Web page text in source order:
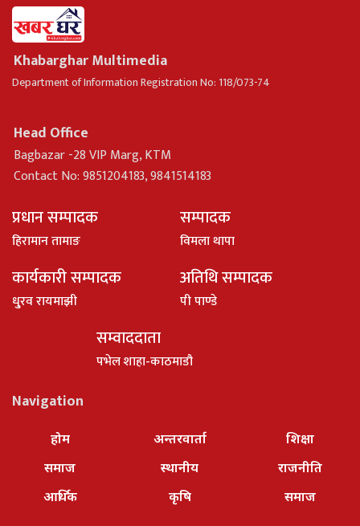
Khabarghar Multimedia
Department of Information Registration No: 118/073-74
Head Office
Bagbazar -28 VIP Marg, KTM
Contact No: 9851204183, 9841514183
प्रधान सम्पादक
हिरामान तामाङ
सम्पादक
विमला थापा
कार्यकारी सम्पादक
धु्रव रायमाझी
अतिथि सम्पादक
पी पाण्डे
सम्वाददाता
पभेल शाहा-काठमाडौ
Navigation
होम
समाज
आर्थिक
अन्तरवार्ता
स्थानीय
कृषि
शिक्षा
राजनीति
समाज